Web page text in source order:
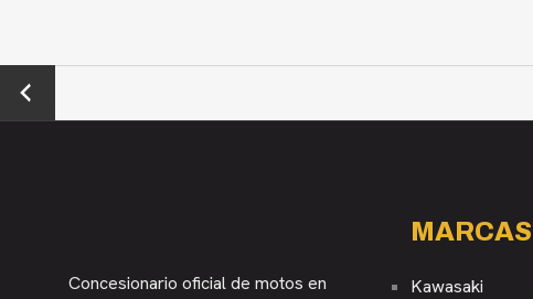
←
Previo
Concesionario oficial de motos en
MARCAS
Kawasaki